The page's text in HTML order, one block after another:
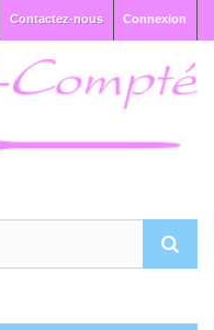
Connexion
Contactez-nous